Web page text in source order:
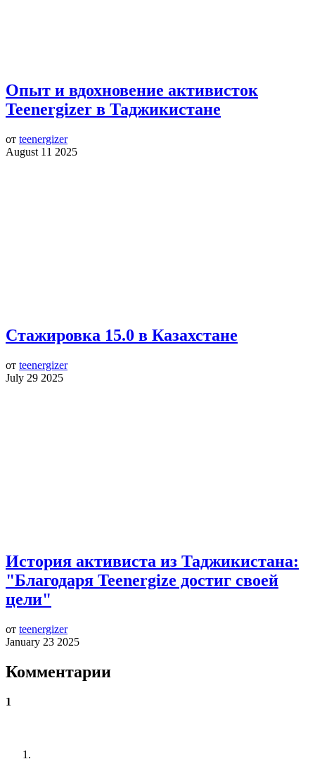
Опыт и вдохновение активисток
Teenergizer в Таджикистане
от teenergizer
August 11 2025
Стажировка 15.0 в Казахстане
от teenergizer
July 29 2025
История активиста из Таджикистана:
"Благодаря Teenergize достиг своей
цели"
от teenergizer
January 23 2025
Комментарии
1